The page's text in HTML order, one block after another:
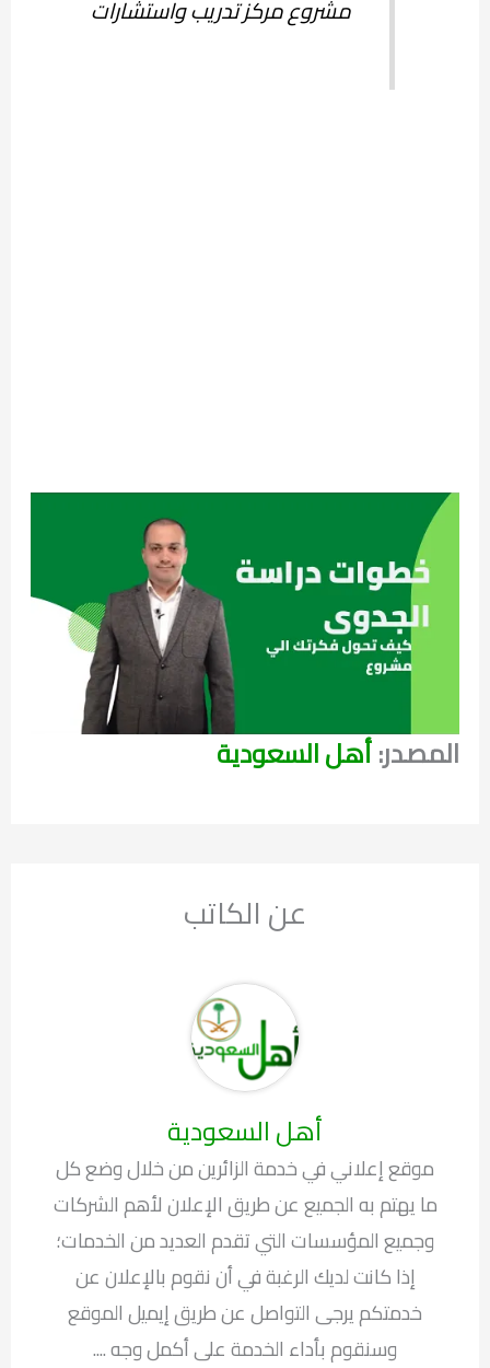
مشروع مركز تدريب واستشارات
المصدر:أهل السعودية
عن الكاتب
أهل السعودية
موقع إعلاني في خدمة الزائرين من خلال وضع كل
ما يهتم به الجميع عن طريق الإعلان لأهم الشركات
وجميع المؤسسات التي تقدم العديد من الخدمات؛
إذا كانت لديك الرغبة في أن نقوم بالإعلان عن
خدمتكم يرجى التواصل عن طريق إيميل الموقع
وسنقوم بأداء الخدمة على أكمل وجه ....